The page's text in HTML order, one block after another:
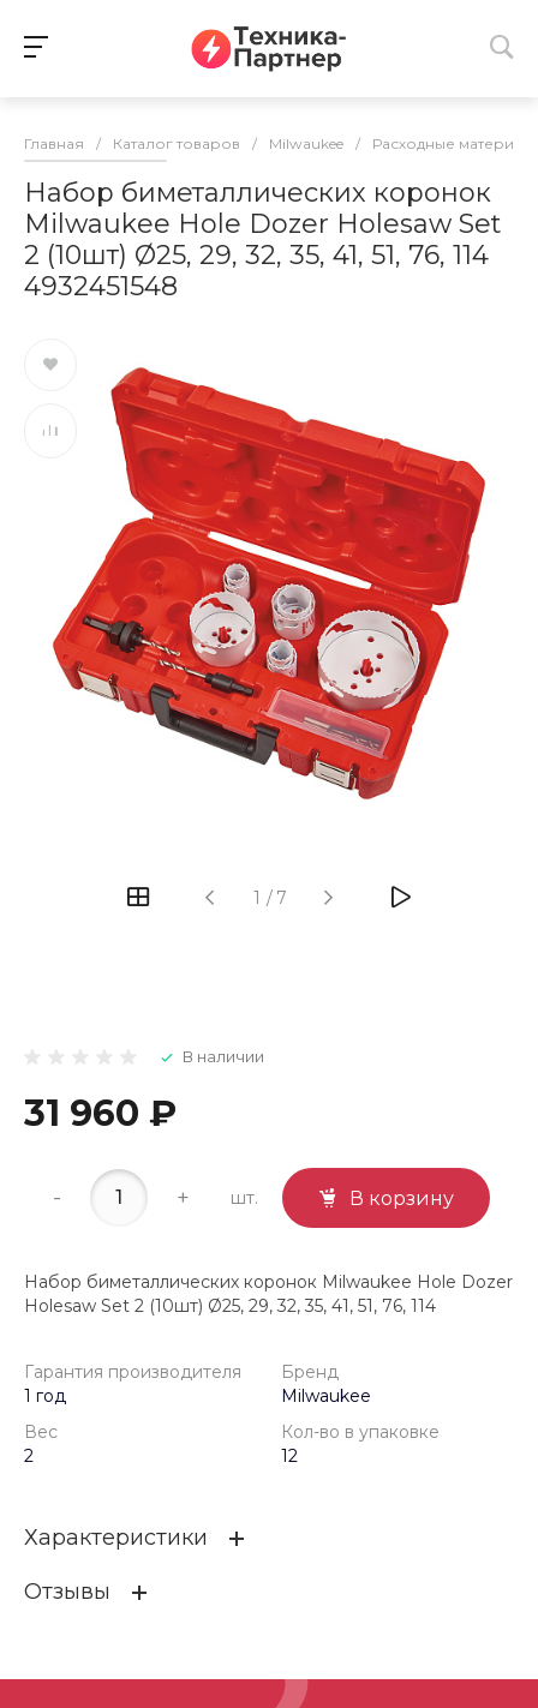
Главная / Каталог товаров / Milwaukee / Расходные
Набор биметаллических коронок
Milwaukee Hole Dozer Holesaw Set
2 (10шт) Ø25, 29, 32, 35, 41, 51, 76, 114
4932451548
1 / 7
В наличии
31 960 ₽
- + шт. В корзину
Набор биметаллических коронок Milwaukee Hole Dozer
Holesaw Set 2 (10шт) Ø25, 29, 32, 35, 41, 51, 76, 114
Гарантия производителя
1 год
Бренд
Milwaukee
Вес
2
Кол-во в упаковке
12
Характеристики
Гарантия производителя
2
Отзывы